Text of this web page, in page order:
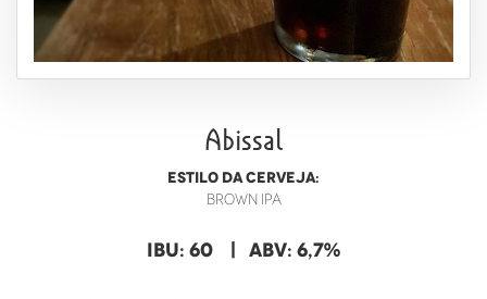
Abissal
ESTILO DA CERVEJA:
Brown IPA
IBU: 60 | ABV: 6,7%